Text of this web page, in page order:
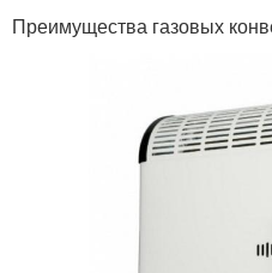
Преимущества газовых